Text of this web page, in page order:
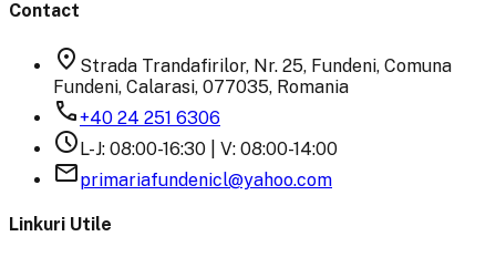
Contact
location_on Strada Trandafirilor, Nr. 25, Fundeni, Comuna
Fundeni, Calarasi, 077035, Romania
phone+40 24 251 6306
scheduleL-J: 08:00-16:30 | V: 08:00-14:00
emailprimariafundenicl@yahoo.com
Linkuri Utile